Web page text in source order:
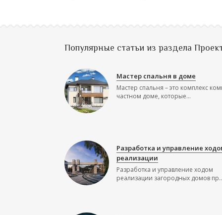
Популярные статьи из раздела
Мастер спальня в доме
Мастер спальня – это комплекс
частном доме, которые...
Разработка и управление
реализации
Разработка и управление ходом
реализации загородных домов